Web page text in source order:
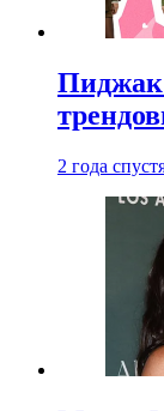
Пиджак
2 года